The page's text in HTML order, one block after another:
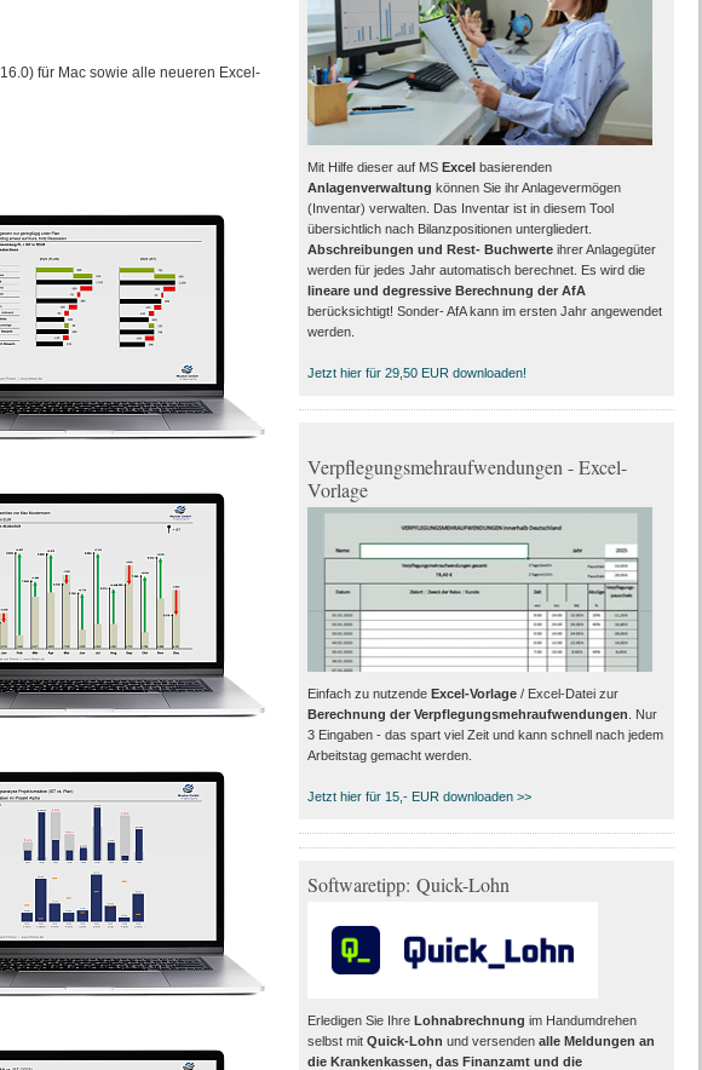
für Mac sowie alle neueren Excel-
Mit Hilfe dieser auf MS Excelbasierenden
Anlagenverwaltung können Sie ihr Anlagevermögen
(Inventar) verwalten. Das Inventar ist in diesem Tool
übersichtlich nach Bilanzpositionen untergliedert.
Abschreibungen und Rest- Buchwerteihrer Anlagegüter
werden für jedes Jahr automatisch berechnet. Es wird die
lineare und degressive Berechnung der AfA
berücksichtigt! Sonder- AfA kann im ersten Jahr angewendet
werden.
Jetzt hier für 29,50 EUR downloaden!
Verpflegungsmehraufwendungen - Excel-
Vorlage
Einfach zu nutzende Excel-Vorlage/ Excel-Datei zur
Berechnung der Verpflegungsmehraufwendungen . Nur
3 Eingaben - das spart viel Zeit und kann schnell nach jedem
Arbeitstag gemacht werden.
Jetzt hier für 15,- EUR downloaden >>
Softwaretipp: Quick-Lohn
Erledigen Sie IhreLohnabrechnung im Handumdrehen
selbst mitQuick-Lohn und versendenalle Meldungen an
die Krankenkassen, das Finanzamt und die